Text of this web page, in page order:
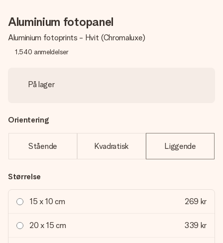
Aluminium fotopanel
Aluminium fotoprints - Hvit (Chromaluxe)
1,540 anmeldelser
På lager
Orientering
Stående Kvadratisk Liggende
Størrelse
15 x 10 cm 269 kr
20 x 15 cm 339 kr